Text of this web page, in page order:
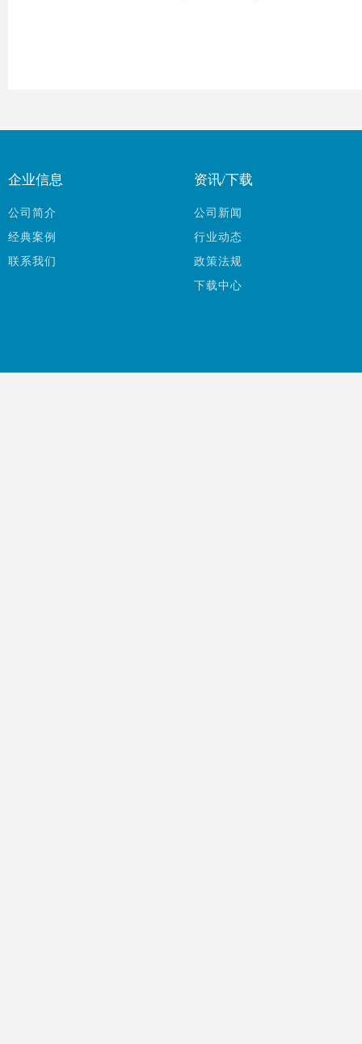
企业信息
公司简介
经典案例
联系我们
资讯/下载
公司新闻
行业动态
政策法规
下载中心